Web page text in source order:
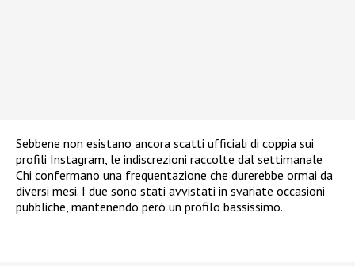
Sebbene non esistano ancora scatti ufficiali di coppia sui
profili Instagram, le indiscrezioni raccolte dal settimanale
Chi confermano una frequentazione che durerebbe ormai da
diversi mesi. I due sono stati avvistati in svariate occasioni
pubbliche, mantenendo però un profilo bassissimo.